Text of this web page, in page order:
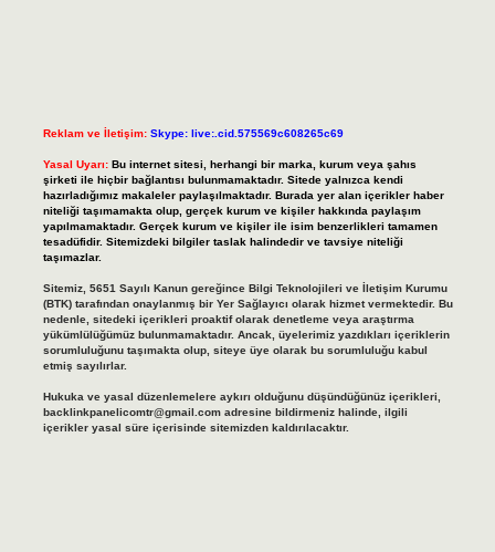
Reklam ve İletişim: Skype: live:.cid.575569c608265c69
Yasal Uyarı: Bu internet sitesi, herhangi bir marka, kurum veya şahıs
şirketi ile hiçbir bağlantısı bulunmamaktadır. Sitede yalnızca kendi
hazırladığımız makaleler paylaşılmaktadır. Burada yer alan içerikler haber
niteliği taşımamakta olup, gerçek kurum ve kişiler hakkında paylaşım
yapılmamaktadır. Gerçek kurum ve kişiler ile isim benzerlikleri tamamen
tesadüfidir. Sitemizdeki bilgiler taslak halindedir ve tavsiye niteliği
taşımazlar.
Sitemiz, 5651 Sayılı Kanun gereğince Bilgi Teknolojileri ve İletişim Kurumu
(BTK) tarafından onaylanmış bir Yer Sağlayıcı olarak hizmet vermektedir. Bu
nedenle, sitedeki içerikleri proaktif olarak denetleme veya araştırma
yükümlülüğümüz bulunmamaktadır. Ancak, üyelerimiz yazdıkları içeriklerin
sorumluluğunu taşımakta olup, siteye üye olarak bu sorumluluğu kabul
etmiş sayılırlar.
Hukuka ve yasal düzenlemelere aykırı olduğunu düşündüğünüz içerikleri,
backlinkpanelicomtr@gmail.comadresine bildirmeniz halinde, ilgili
içerikler yasal süre içerisinde sitemizden kaldırılacaktır.